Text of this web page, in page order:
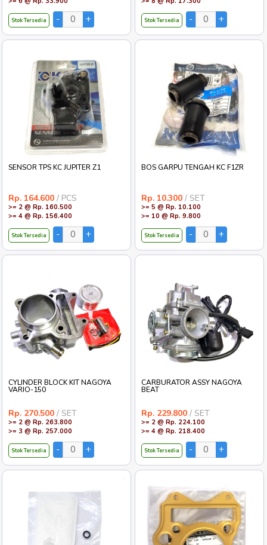
Stok Tersedia Stok Tersedia
SENSOR TPS KC JUPITER Z1
Rp. 164.600 / PCS
>= 2 @ Rp. 160.500
>= 4 @ Rp. 156.400
Stok Tersedia
BOS GARPU TENGAH KC F1ZR
Rp. 10.300 / SET
>= 5 @ Rp. 10.100
>= 10 @ Rp. 9.800
Stok Tersedia
CYLINDER BLOCK KIT NAGOYA
VARIO-150
Rp. 270.500 / SET
>= 2 @ Rp. 263.800
>= 3 @ Rp. 257.000
Stok Tersedia
CARBURATOR ASSY NAGOYA
BEAT
Rp. 229.800 / SET
>= 2 @ Rp. 224.100
>= 4 @ Rp. 218.400
Stok Tersedia